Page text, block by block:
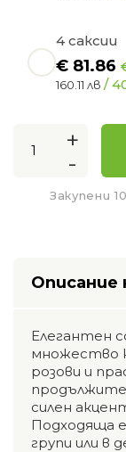
4 саксии
€ 81.86
160.11 лв /
+
-
Закупени
Описание
Елегантен
множество
розови и
силен
Подходяща
групи или в